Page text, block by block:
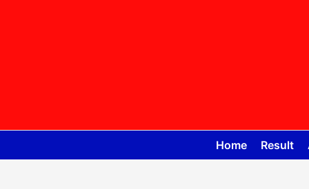
Home Result